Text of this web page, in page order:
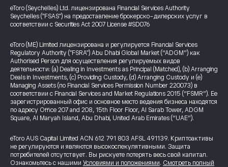
eToro (Seychelles) Ltd. лицензирована Financial Services Authority
Seychelles ("FSAS") на предоставление брокерско-дилерских услуг в
соответствии с Securities Act 2007 License #SD076
eToro (ME) Limited лицензирована и регулируется Financial Services
Regulatory Authority ("FSRA") Abu Dhabi Global Market (“ADGM”) как
Authorised Person для осуществления регулируемых видов
деятельности: (a) Dealing in Investments as Principal (Matched), (b) Arranging
Deals in Investments, (c) Providing Custody, (d) Arranging Custody и (e)
Managing Assets (по Financial Services Permission Number 220073) в
соответствии с Financial Services and Market Regulations 2015 (“FSMR”). Ее
зарегистрированный офис и основное место ведения бизнеса находятся
по адресу Office 207 and 208, 15th Floor Floor, Al Sarab Tower, ADGM
Square, Al Maryah Island, Abu Dhabi, United Arab Emirates (“UAE”).
eToro AUS Capital Limited ACN 612 791 803 AFSL 491139. Криптоактивы
не регулируются и являются высокоспекулятивными. Защита
потребителей отсутствует. Вы рискуете потерять весь свой капитал.
Ознакомьтесь с нашими Условиями и положениями. Смотреть полный